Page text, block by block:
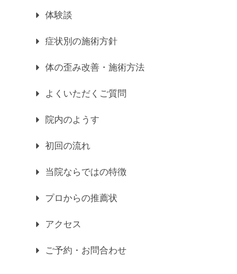
体験談
症状別の施術方針
体の歪み改善・施術方法
よくいただくご質問
院内のようす
初回の流れ
当院ならではの特徴
プロからの推薦状
アクセス
ご予約・お問合わせ